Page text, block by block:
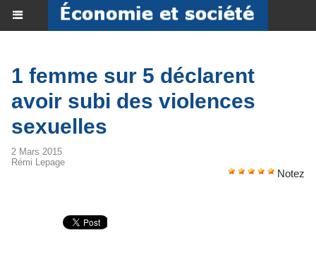
1 femme sur 5 déclarent
avoir subi des violences
sexuelles
2 Mars 2015
Rémi Lepage
Notez